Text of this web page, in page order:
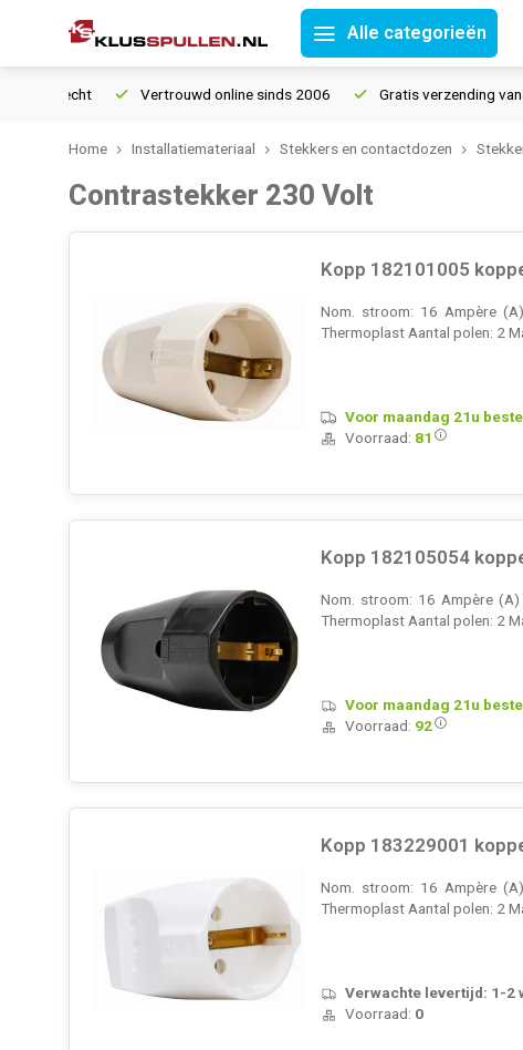
Alle categorieën
Vertrouwd online sinds 2006 Gratis verzending vanaf € 150
Home Installatiemateriaal Stekkers en contactdozen
Contrastekker 230 Volt
Kopp 182101005
Nom. stroom: 16 Ampère
Thermoplast Aantal polen: 2
Voor maandag 21u
Voorraad: 81
Kopp 182105054
Nom. stroom: 16 Ampère
Thermoplast Aantal polen: 2
Voor maandag 21u
Voorraad: 92
Kopp 183229001
Nom. stroom: 16 Ampère
Thermoplast Aantal polen: 2
Verwachte levertijd: 1-2
Voorraad: 0